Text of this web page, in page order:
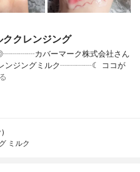
クレンジング
カバーマーク株式会社さん
レンジングミルク┈┈┈┈☾ ココが
ミルク